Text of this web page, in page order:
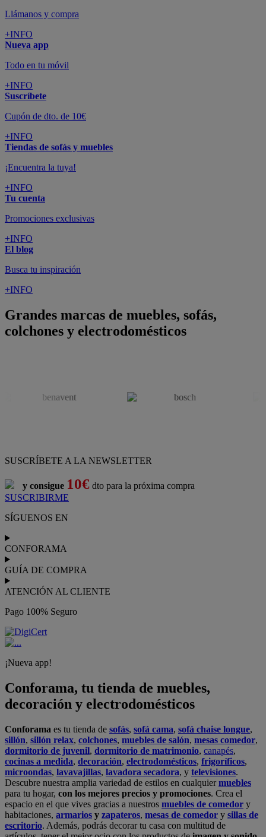
Llámanos y compra
+INFO
Nueva app
Todo en tu móvil
+INFO
Suscríbete
Cupón de dto. de 10€
+INFO
Tiendas de sofás y muebles
¡Encuentra la tuya!
+INFO
Tu cuenta
Promociones exclusivas
+INFO
El blog
Busca tu inspiración
+INFO
Grandes marcas de muebles, sofás,
colchones y electrodomésticos
SUSCRÍBETE A LA NEWSLETTER
y consigue 10€ dto para la próxima compra
SUSCRIBIRME
SÍGUENOS EN
CONFORAMA
GUÍA DE COMPRA
ATENCIÓN AL CLIENTE
Pago 100% Seguro
¡Nueva app!
Conforama, tu tienda de muebles,
decoración y electrodomésticos
Conforama es tu tienda de sofás, sofá cama, sofá chaise longue,
sillón, sillón relax, colchones, muebles de salón, mesas comedor,
dormitorio de juvenil, dormitorio de matrimonio, canapés,
cocinas a medida, decoración, electrodomésticos, frigoríficos,
microondas, lavavajillas, lavadora secadora, y televisiones.
Descubre nuestra amplia variedad de estilos en cualquiermuebles
para tu hogar, con los mejores precios y promociones. Crea el
espacio en el que vives gracias a nuestros muebles de comedor y
habitaciones, armarios y zapateros, mesas de comedor y sillas de
escritorio. Además, podrás decorar tu casa con multitud de